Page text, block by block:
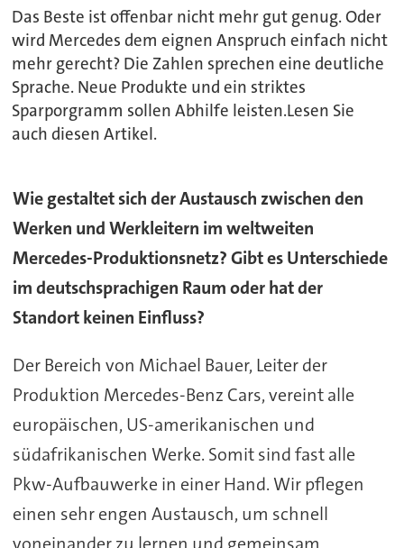
Das Beste ist offenbar nicht mehr gut genug. Oder
wird Mercedes dem eignen Anspruch einfach nicht
mehr gerecht? Die Zahlen sprechen eine deutliche
Sprache. Neue Produkte und ein striktes
Sparporgramm sollen Abhilfe leisten.Lesen Sie
auch diesen Artikel.
Wie gestaltet sich der Austausch zwischen den
Werken und Werkleitern im weltweiten
Mercedes-Produktionsnetz? Gibt es Unterschiede
im deutschsprachigen Raum oder hat der
Standort keinen Einfluss?
Der Bereich von Michael Bauer, Leiter der
Produktion Mercedes-Benz Cars, vereint alle
europäischen, US-amerikanischen und
südafrikanischen Werke. Somit sind fast alle
Pkw-Aufbauwerke in einer Hand. Wir pflegen
einen sehr engen Austausch, um schnell